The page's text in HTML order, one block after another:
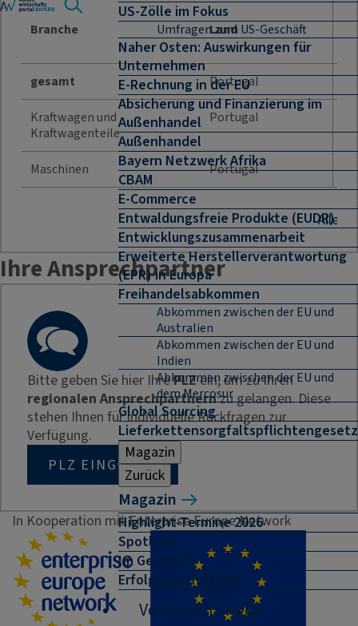
US-Zölle im Fokus
Umfragen zum US-Geschäft
Naher Osten: Auswirkungen für
Unternehmen
E-Rechnung in der EU
Absicherung und Finanzierung im
Außenhandel
Außenhandel
Bayern Netzwerk Afrika
CBAM
E-Commerce
Entwaldungsfreie Produkte (EUDR)
Entwicklungszusammenarbeit
Erweiterte Herstellerverantwortung
(EPR) in Europa
Freihandelsabkommen
Abkommen zwischen der EU und
Australien
Abkommen zwischen der EU und
Indien
Abkommen zwischen der EU und
dem Mercosur
Global Sourcing
Lieferkettensorgfaltspflichtengesetz
Magazin
Zurück
Magazin
Highlight-Termine 2026
Spotlight
Im Gespräch
Erfolgsgeschichten
Veranstaltungen
Branche Land
gesamt Portugal 1
Kraftwagen und
Kraftwagenteile
Portugal
Maschinen Portugal
Alle
Ihre Ansprechpartner
Bitte geben Sie hier IhrePLZein, um zu Ihren
regionalen Ansprechpartnernzu gelangen. Diese
stehen Ihnen für individuelle Rückfragen zur
Verfügung.
PLZ EINGEBEN
In Kooperation mit Enterprise Europe Network